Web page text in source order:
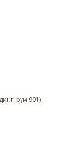
рум 901)